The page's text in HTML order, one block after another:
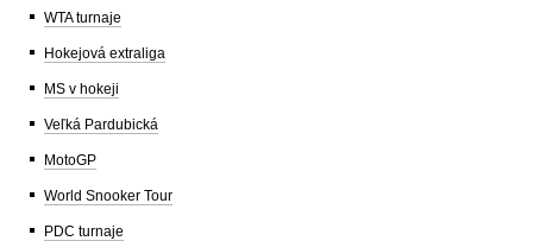
WTA turnaje
Hokejová extraliga
MS v hokeji
Veľká Pardubická
MotoGP
World Snooker Tour
PDC turnaje